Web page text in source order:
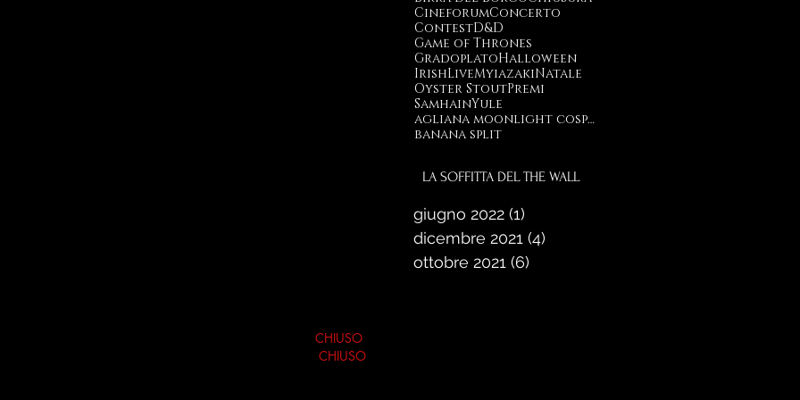
CineforumConcerto
ContestD&D
Game of Thrones
GradoplatoHalloween
IrishLiveMyiazakiNatale
Oyster StoutPremi
SamhainYule
agliana moonlight cosplay
banana split
LA SOFFITTA DEL THE WALL
giugno 2022 (1)
dicembre 2021 (4)
ottobre 2021 (6)
CHIUSO
CHIUSO